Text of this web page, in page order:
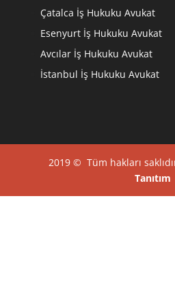
Çatalca İş Hukuku Avukat
Esenyurt İş Hukuku Avukat
Avcılar İş Hukuku Avukat
İstanbul İş Hukuku Avukat
2019 © Tüm hakları
Tanıtım